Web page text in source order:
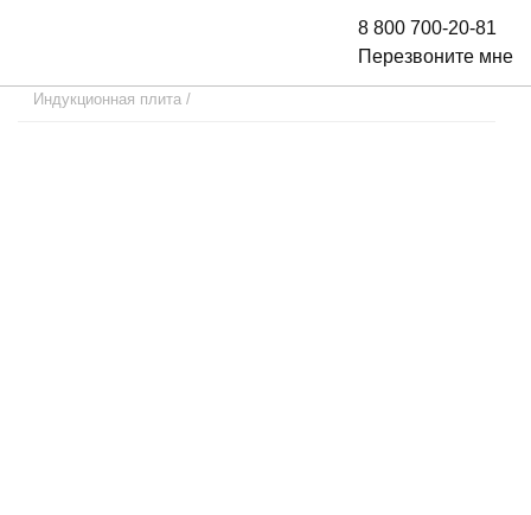
8 800 700-20-81
Перезвоните мне
Индукционная плита /